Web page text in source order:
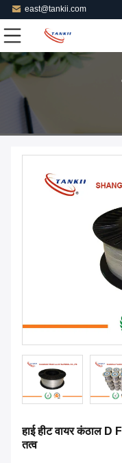
east@tankii.com
हाई हीट वायर कंठाल D
तत्व